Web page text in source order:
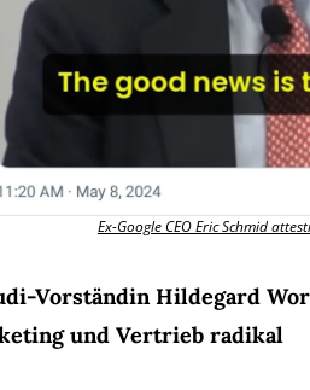
Ex-Google CEO Eric Schmid
Vorständin Hildegard
und Vertrieb radikal